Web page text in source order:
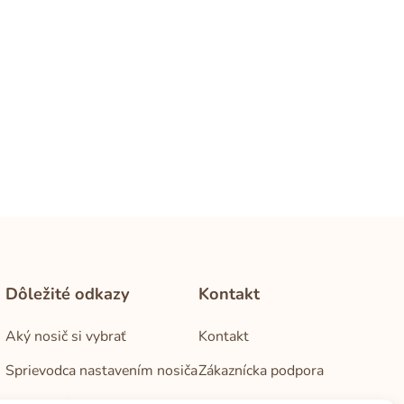
Dôležité odkazy
Aký nosič si vybrať
Sprievodca nastavením nosiča
Kontakt
Kontakt
Zákaznícka podpora